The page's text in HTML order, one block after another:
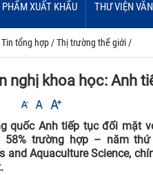
XUẤT KHẨU THƯ VIỆN
Tin tổng hợp /Thị trường thế giới /
nghị khoa học: Anh
quốc Anh tiếp tục đối mặt
58% trường hợp – năm
and Aquaculture Science,